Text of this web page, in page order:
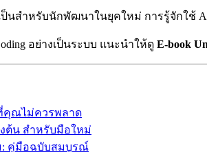
เป็นสำหรับนักพัฒนาในยุคใหม่ การรู้จักใ
อย่างเป็นระบบ แนะนำให้ดู E-book
คุณไม่ควรพลาด
งต้น สำหรับมือใหม่
: คู่มือฉบับสมบูรณ์